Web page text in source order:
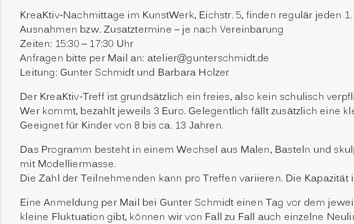
KreaKtiv-Nachmittage im KunstWerk, Eichstr. 5, finden regulär jeden
Ausnahmen bzw. Zusatztermine – je nach Vereinbarung
Zeiten: 15:30 – 17:30 Uhr
Anfragen bitte per Mail an: atelier@gunterschmidt.de
Leitung: Gunter Schmidt und Barbara Holzer
Der KreaKtiv-Treff ist grundsätzlich ein freies, also kein schulisch
Wer kommt, bezahlt jeweils 3 Euro. Gelegentlich fällt zusätzlich eine
Geeignet für Kinder von 8 bis ca. 13 Jahren.
Das Programm besteht in einem Wechsel aus Malen, Basteln und
mit Modelliermasse.
Die Zahl der Teilnehmenden kann pro Treffen variieren. Die
Eine Anmeldung per Mail bei Gunter Schmidt einen Tag vor dem
kleine Fluktuation gibt, können wir von Fall zu Fall auch einzelne